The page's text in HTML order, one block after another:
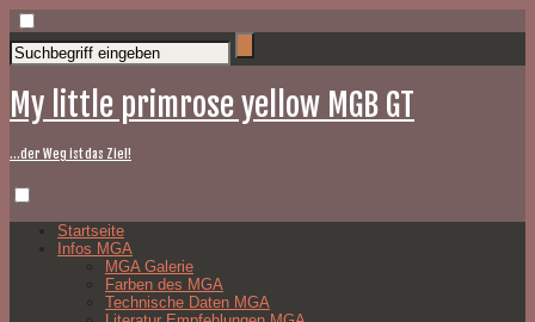
My little primrose yellow MGB GT
…der Weg ist das Ziel!
Startseite
Infos MGA
MGA Galerie
Farben des MGA
Technische Daten MGA